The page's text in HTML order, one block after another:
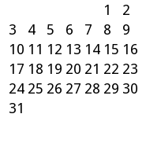
1
2
3
4 5 6 7 8
9
10 11 12 13 14 15 16
17 18 19 20 21 22 23
24 25 26 27 28 29 30
31